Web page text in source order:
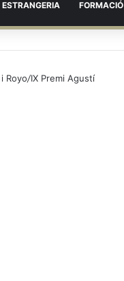
ESTRANGERIA FORMACIÓ
Royo/IX Premi Agustí